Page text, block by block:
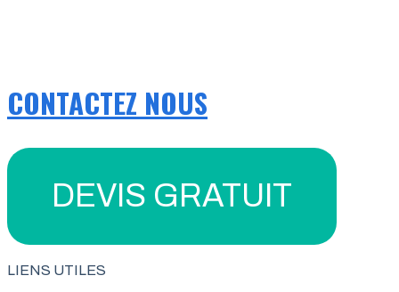
CONTACTEZ NOUS
DEVIS GRATUIT
LIENS UTILES